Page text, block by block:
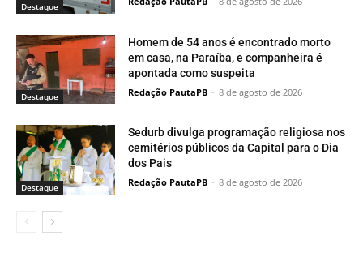
Destaque
Destaque
Homem de 54 anos é encontrado morto
em casa, na Paraíba, e companheira é
apontada como suspeita
Redação PautaPB - 8 de agosto de 2026
Destaque
Sedurb divulga programação religiosa nos
cemitérios públicos da Capital para o Dia
dos Pais
Redação PautaPB - 8 de agosto de 2026